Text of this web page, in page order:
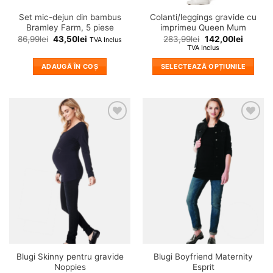
Set mic-dejun din bambus
Bramley Farm, 5 piese
86,99lei 43,50lei TVA Inclus
ADAUGĂ ÎN COȘ
Colanti/leggings gravide cu
imprimeu Queen Mum
283,99lei 142,00lei
TVA Inclus
SELECTEAZĂ OPȚIUNILE
are
mai
multe
variații.
Opțiunile
fi
alese
pagina
produsului.
Blugi Skinny pentru gravide
Noppies
Adauga
wishlist!
Blugi Boyfriend Maternity
Esprit